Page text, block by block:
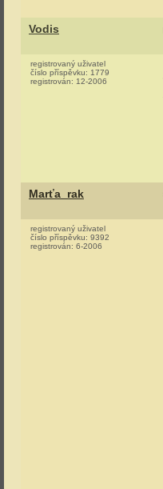
Vodis
registrovaný uživatel
číslo příspěvku: 1779
registrován: 12-2006
Marťa_rak
registrovaný uživatel
číslo příspěvku: 9392
registrován: 6-2006